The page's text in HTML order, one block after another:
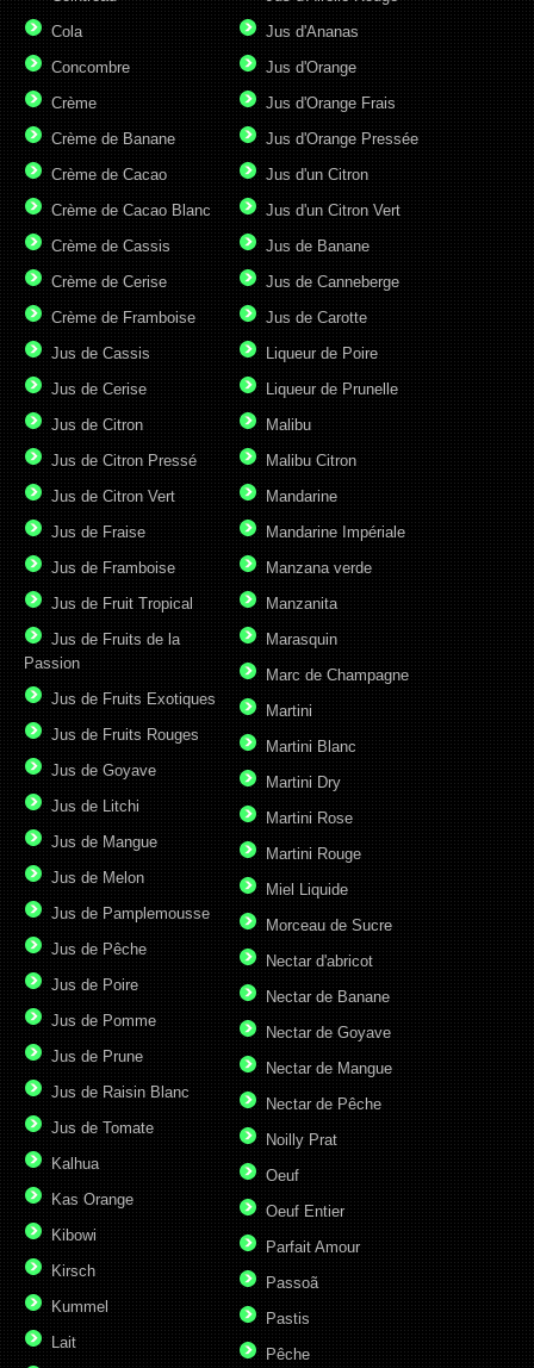
Cola
Concombre
Crème
Crème de Banane
Crème de Cacao
Crème de Cacao Blanc
Crème de Cassis
Crème de Cerise
Crème de Framboise
Jus d'Ananas
Jus d'Orange
Jus d'Orange Frais
Jus d'Orange Pressée
Jus d'un Citron
Jus d'un Citron Vert
Jus de Banane
Jus de Canneberge
Jus de Carotte
Jus de Cassis
Jus de Cerise
Jus de Citron
Jus de Citron Pressé
Jus de Citron Vert
Jus de Fraise
Jus de Framboise
Jus de Fruit Tropical
Jus de Fruits de la
Passion
Jus de Fruits Exotiques
Jus de Fruits Rouges
Jus de Goyave
Jus de Litchi
Jus de Mangue
Jus de Melon
Jus de Pamplemousse
Jus de Pêche
Jus de Poire
Jus de Pomme
Jus de Prune
Jus de Raisin Blanc
Jus de Tomate
Kalhua
Kas Orange
Kibowi
Kirsch
Kummel
Lait
Liqueur de Poire
Liqueur de Prunelle
Malibu
Malibu Citron
Mandarine
Mandarine Impériale
Manzana verde
Manzanita
Marasquin
Marc de Champagne
Martini
Martini Blanc
Martini Dry
Martini Rose
Martini Rouge
Miel Liquide
Morceau de Sucre
Nectar d'abricot
Nectar de Banane
Nectar de Goyave
Nectar de Mangue
Nectar de Pêche
Noilly Prat
Oeuf
Oeuf Entier
Parfait Amour
Passoã
Pastis
Pêche